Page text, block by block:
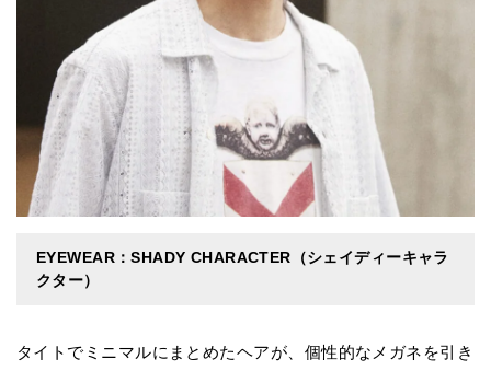
EYEWEAR：SHADY CHARACTER（シェイディーキャラ
クター）
タイトでミニマルにまとめたヘアが、個性的なメガネを引き